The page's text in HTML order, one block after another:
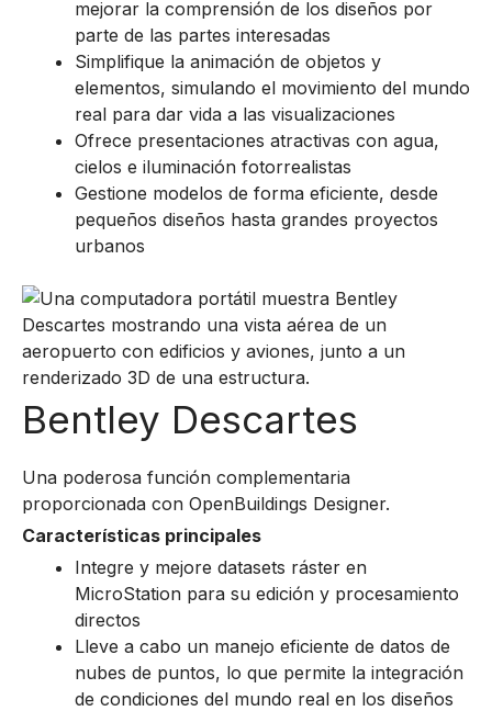
mejorar la comprensión de los diseños por
parte de las partes interesadas
Simplifique la animación de objetos y
elementos, simulando el movimiento del mundo
real para dar vida a las visualizaciones
Ofrece presentaciones atractivas con agua,
cielos e iluminación fotorrealistas
Gestione modelos de forma eficiente, desde
pequeños diseños hasta grandes proyectos
urbanos
Bentley Descartes
Una poderosa función complementaria
proporcionada con OpenBuildings Designer.
Características principales
Integre y mejore datasets ráster en
MicroStation para su edición y procesamiento
directos
Lleve a cabo un manejo eficiente de datos de
nubes de puntos, lo que permite la integración
de condiciones del mundo real en los diseños